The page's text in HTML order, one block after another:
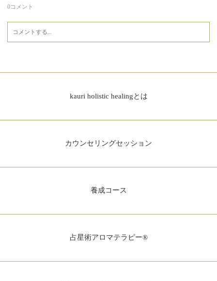
0コメント
kauri holistic healingとは
カウンセリングセッション
養成コース
占星術アロマテラピー®